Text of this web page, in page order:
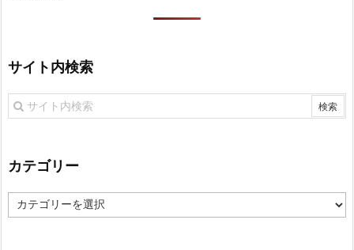
サイト内検索
カテゴリー
カ
テ